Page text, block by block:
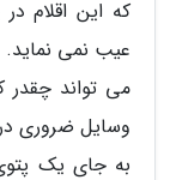
که این اقلام
عیب نمی
می تواند چقدر
وسایل ضروری در
به جای یک